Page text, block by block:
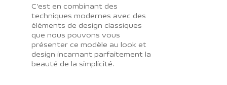
C’est en combinant des
techniques modernes avec des
éléments de design classiques
que nous pouvons vous
présenter ce modèle au look et
design incarnant parfaitement la
beauté de la simplicité.